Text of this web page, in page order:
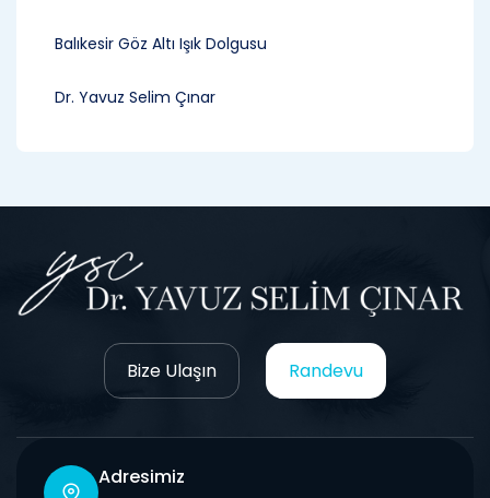
Balıkesir Göz Altı Işık Dolgusu
Dr. Yavuz Selim Çınar
Bize Ulaşın Randevu
Adresimiz